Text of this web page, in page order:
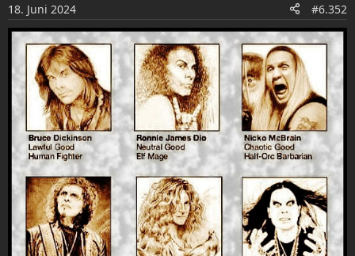
18. Juni 2024 #6.352